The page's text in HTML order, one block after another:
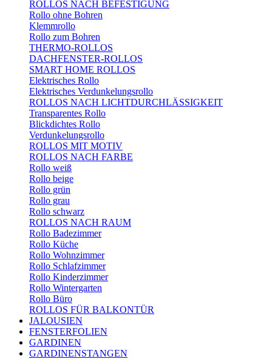
ROLLOS NACH BEFESTIGUNG
Rollo ohne Bohren
Klemmrollo
Rollo zum Bohren
THERMO-ROLLOS
DACHFENSTER-ROLLOS
SMART HOME ROLLOS
Elektrisches Rollo
Elektrisches Verdunkelungsrollo
ROLLOS NACH LICHTDURCHLÄSSIGKEIT
Transparentes Rollo
Blickdichtes Rollo
Verdunkelungsrollo
ROLLOS MIT MOTIV
ROLLOS NACH FARBE
Rollo weiß
Rollo beige
Rollo grün
Rollo grau
Rollo schwarz
ROLLOS NACH RAUM
Rollo Badezimmer
Rollo Küche
Rollo Wohnzimmer
Rollo Schlafzimmer
Rollo Kinderzimmer
Rollo Wintergarten
Rollo Büro
ROLLOS FÜR BALKONTÜR
JALOUSIEN
FENSTERFOLIEN
GARDINEN
GARDINENSTANGEN